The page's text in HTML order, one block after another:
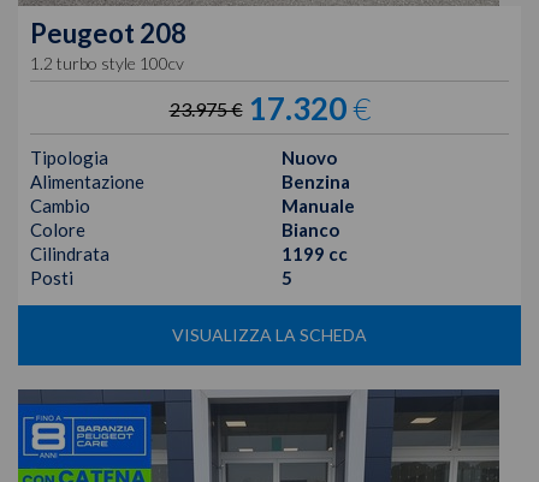
Peugeot 208
1.2 turbo style 100cv
23.975 € 17.320€
Tipologia
Nuovo
Alimentazione
Benzina
Cambio
Manuale
Colore
Bianco
Cilindrata
1199 cc
Posti
5
VISUALIZZA LA SCHEDA